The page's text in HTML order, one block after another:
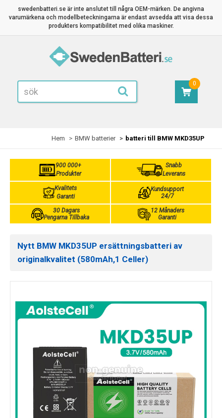
swedenbatteri.se är inte anslutet till några OEM-märken. De angivna
varumärkena och modellbeteckningarna är endast avsedda att visa dessa
produkters kompatibilitet med olika maskiner.
0
Hem BMW batterier batteri till BMW MKD35UP
900 000+
Produkter
Snabb
Leverans
Kvalitets
Garanti
Kundsupport
24/7
30 Dagars
Pengarna Tillbaka
12 Månaders
Garanti
Nytt BMW MKD35UP ersättningsbatteri av
originalkvalitet (580mAh,1 Celler)